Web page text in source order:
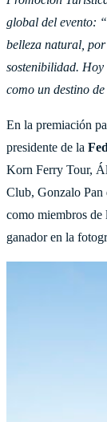
global del evento:
belleza natural,
sostenibilidad. Hoy
como un destino
En la premiación
presidente de la
Korn Ferry Tour,
Club, Gonzalo Pan
como miembros de
ganador en la